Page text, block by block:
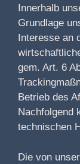
Innerhalb
Grundlage
Interesse an
gem. Art. 6
Betrieb des
Nachfolgend
technischen
Die von